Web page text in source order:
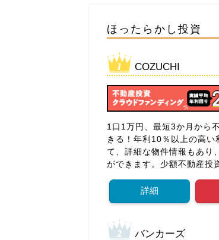
ほったらかし投資
COZUCHI
1口1万円、最短3か月から
きる！年利10％以上の高い
て、詳細な物件情報もあり
ができます。少額不動産投
詳細
バンカーズ